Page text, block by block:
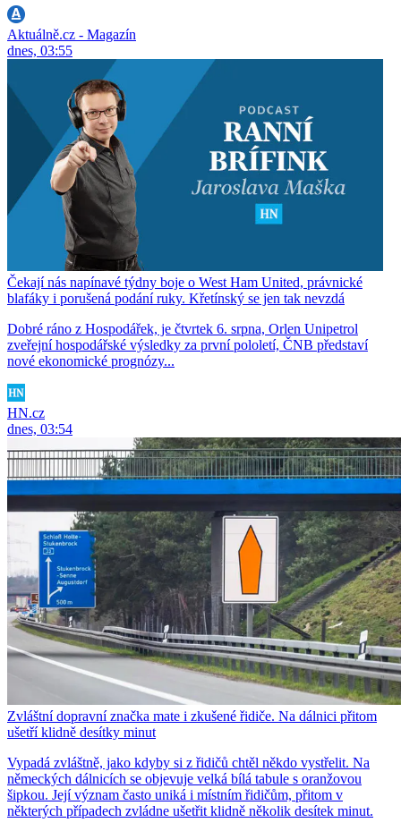
Aktuálně.cz - Magazín
dnes, 03:55
Čekají nás napínavé týdny boje o West Ham United, právnické
blafáky i porušená podání ruky. Křetínský se jen tak nevzdá
Dobré ráno z Hospodářek, je čtvrtek 6. srpna, Orlen Unipetrol
zveřejní hospodářské výsledky za první pololetí, ČNB představí
nové ekonomické prognózy...
HN.cz
dnes, 03:54
Zvláštní dopravní značka mate i zkušené řidiče. Na dálnici přitom
ušetří klidně desítky minut
Vypadá zvláštně, jako kdyby si z řidičů chtěl někdo vystřelit. Na
německých dálnicích se objevuje velká bílá tabule s oranžovou
šipkou. Její význam často uniká i místním řidičům, přitom v
některých případech zvládne ušetřit klidně několik desítek minut.